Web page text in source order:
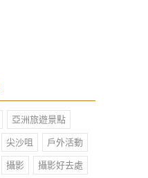
亞洲旅遊景點
尖沙咀 戶外活動
攝影 攝影好去處